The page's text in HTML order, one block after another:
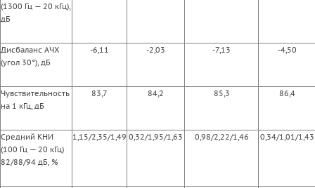
(1300 Гц — 20 кГц),
дБ
Дисбаланс АЧХ
(угол 30°), дБ
-6,11 -2,03 -7,13 -4,50
Чувствительность
на 1 кГц, дБ
83,7 84,2 85,3 86,4
Средний КНИ
(100 Гц — 20 кГц)
82/88/94 дБ, %
1,15/2,35/1,49 0,32/1,95/1,63 0,98/2,22/1,46 0,34/1,01/1,43